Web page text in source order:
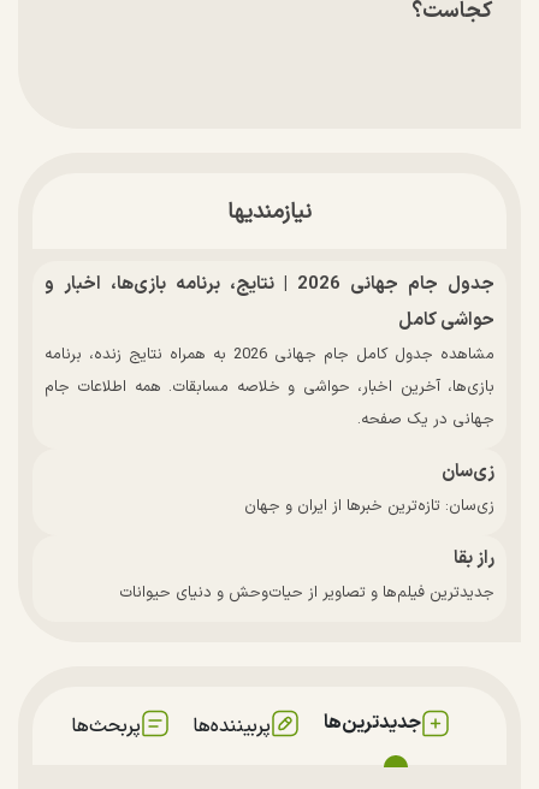
کجاست؟
نیازمندیها
جدول جام جهانی 2026 | نتایج، برنامه بازی‌ها، اخبار و
حواشی کامل
مشاهده جدول کامل جام جهانی 2026 به همراه نتایج زنده، برنامه
بازی‌ها، آخرین اخبار، حواشی و خلاصه مسابقات. همه اطلاعات جام
جهانی در یک صفحه.
زی‌سان
زی‌سان: تازه‌ترین خبرها از ایران و جهان
راز بقا
جدیدترین فیلم‌ها و تصاویر از حیات‌وحش و دنیای حیوانات
جدیدترین‌ها پربیننده‌ها پربحث‌ها